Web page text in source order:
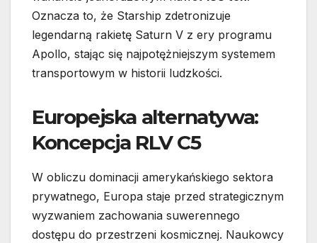
Oznacza to, że Starship zdetronizuje
legendarną rakietę Saturn V z ery programu
Apollo, stając się najpotężniejszym systemem
transportowym w historii ludzkości.
Europejska alternatywa:
Koncepcja RLV C5
W obliczu dominacji amerykańskiego sektora
prywatnego, Europa staje przed strategicznym
wyzwaniem zachowania suwerennego
dostępu do przestrzeni kosmicznej. Naukowcy